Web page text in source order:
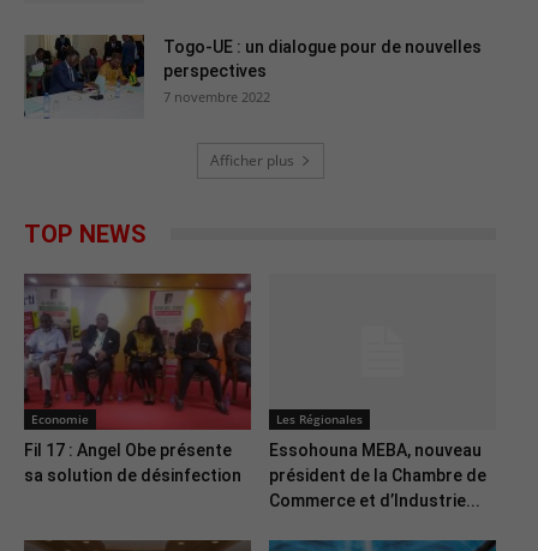
Togo-UE : un dialogue pour de nouvelles
perspectives
7 novembre 2022
Afficher plus
TOP NEWS
Economie
Fil 17 : Angel Obe présente
sa solution de désinfection
Les Régionales
Essohouna MEBA, nouveau
président de la Chambre de
Commerce et d’Industrie...